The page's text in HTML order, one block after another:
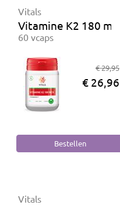
Vitals
Vitamine K2 180 mcg
60 vcaps
€ 29,95
€ 26,96
Vitals